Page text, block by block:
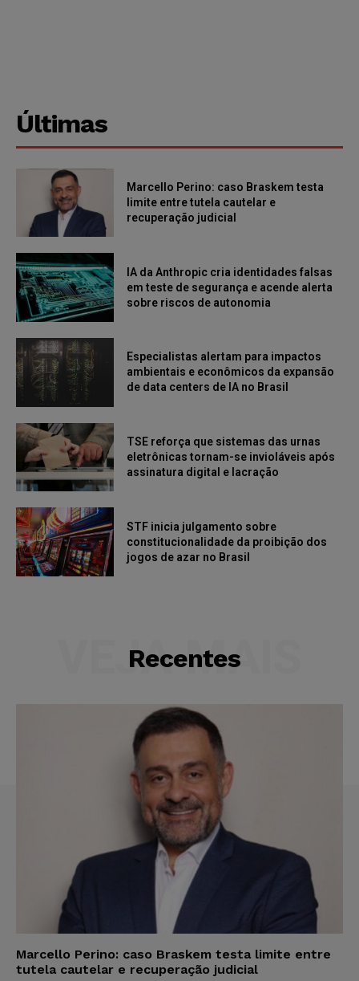
Últimas
Marcello Perino: caso Braskem testa
limite entre tutela cautelar e
recuperação judicial
IA da Anthropic cria identidades falsas
em teste de segurança e acende alerta
sobre riscos de autonomia
Especialistas alertam para impactos
ambientais e econômicos da expansão
de data centers de IA no Brasil
TSE reforça que sistemas das urnas
eletrônicas tornam-se invioláveis após
assinatura digital e lacração
STF inicia julgamento sobre
constitucionalidade da proibição dos
jogos de azar no Brasil
Recentes
VEJA MAIS
Marcello Perino: caso Braskem testa limite entre
tutela cautelar e recuperação judicial